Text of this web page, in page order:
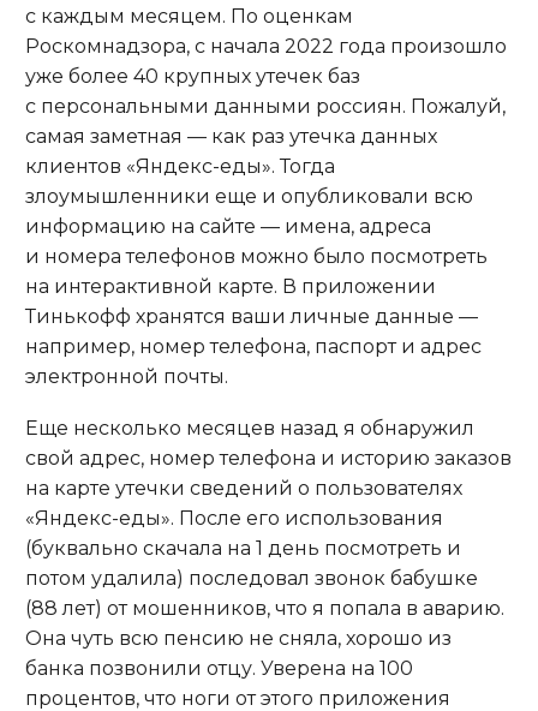
с каждым месяцем. По оценкам
Роскомнадзора, с начала 2022 года произошло
уже более 40 крупных утечек баз
с персональными данными россиян. Пожалуй,
самая заметная — как раз утечка данных
клиентов «Яндекс-еды». Тогда
злоумышленники еще и опубликовали всю
информацию на сайте — имена, адреса
и номера телефонов можно было посмотреть
на интерактивной карте. В приложении
Тинькофф хранятся ваши личные данные —
например, номер телефона, паспорт и адрес
электронной почты.
Еще несколько месяцев назад я обнаружил
свой адрес, номер телефона и историю заказов
на карте утечки сведений о пользователях
«Яндекс-еды». После его использования
(буквально скачала на 1 день посмотреть и
потом удалила) последовал звонок бабушке
(88 лет) от мошенников, что я попала в аварию.
Она чуть всю пенсию не сняла, хорошо из
банка позвонили отцу. Уверена на 100
процентов, что ноги от этого приложения